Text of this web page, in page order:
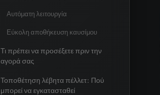
Αυτόματη λειτουργία
Εύκολη αποθήκευση καυσίμου
Τι πρέπει να προσέξετε πριν την
αγορά σας
Τοποθέτηση λέβητα πέλλετ: Πού
μπορεί να εγκατασταθεί